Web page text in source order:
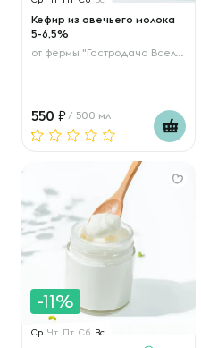
Кефир из овечьего молока
5-6,5%
от фермы "Гастродача Вселуг"
550 / 500 мл
-11%
Ср Чт Пт Сб Вс